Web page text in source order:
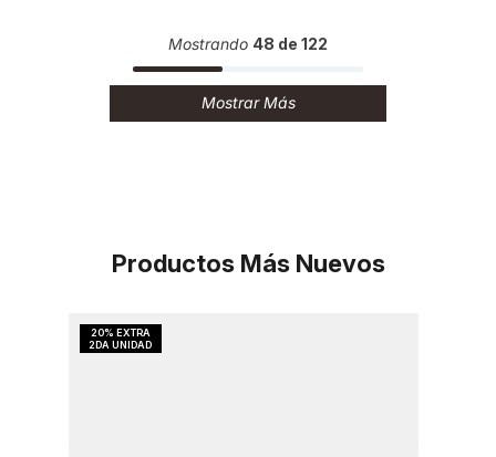
Mostrando 48 de 122
Mostrar Más
Productos Más Nuevos